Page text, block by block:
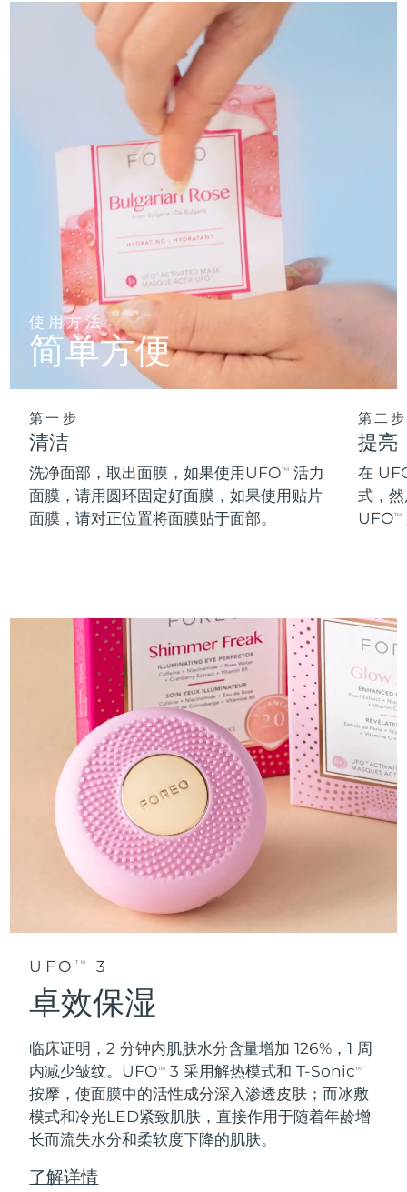
使用方法
简单方便
第一步
清洁
洗净面部，取出面膜，如果使用UFOTM
活力
面膜，请用圆环固定好面膜，如果使用贴片
面膜，请对正位置将面膜贴于面部。
第二步
提亮
在
式，
UFOTM
UFO TM 3
卓效保湿
临床证明，2 分钟内肌肤水分含量增加 126%，1 周
内减少皱纹。UFOTM 3 采用解热模式和 T-SonicTM
按摩，使面膜中的活性成分深入渗透皮肤；而冰敷
模式和冷光LED紧致肌肤，直接作用于随着年龄增
长而流失水分和柔软度下降的肌肤。
了解详情
预计送达日期
预计送达日期
预计送达日期
预计送达日期
预计送达日期
预计送达日期
土耳其 预计送达日期
阿拉伯联合酋长国
英国 预计送达日期
美国 预计送达日期8/9/26
乌兹别克斯坦 8/13/26
越南 预计送达日期 8/14/26